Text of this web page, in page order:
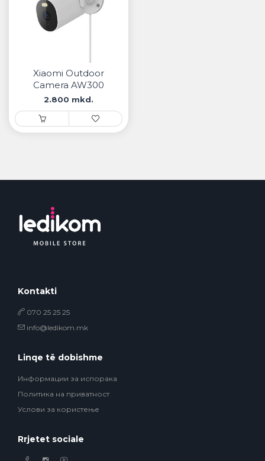
Xiaomi Outdoor
Camera AW300
2.800 mkd.
Kontakti
070 25 25 25
info@ledikom.mk
Linqe të dobishme
Информации за испорака
Политика на приватност
Услови за користење
Rrjetet sociale